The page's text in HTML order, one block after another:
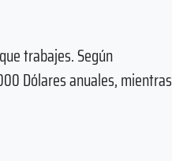
trabajes. Según
Dólares anuales, mientras